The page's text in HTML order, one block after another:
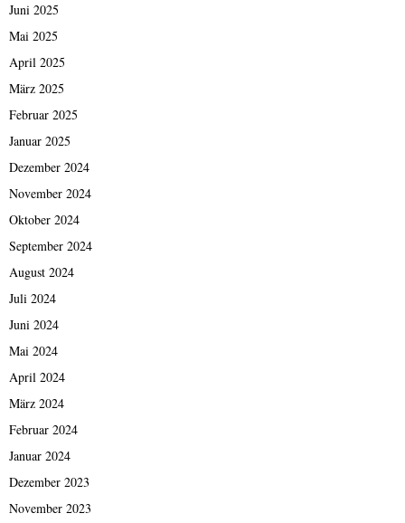
Juni 2025
Mai 2025
April 2025
März 2025
Februar 2025
Januar 2025
Dezember 2024
November 2024
Oktober 2024
September 2024
August 2024
Juli 2024
Juni 2024
Mai 2024
April 2024
März 2024
Februar 2024
Januar 2024
Dezember 2023
November 2023